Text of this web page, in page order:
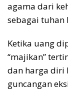
agama dari
sebagai tuhan
Ketika uang
“majikan”
dan harga diri
guncangan